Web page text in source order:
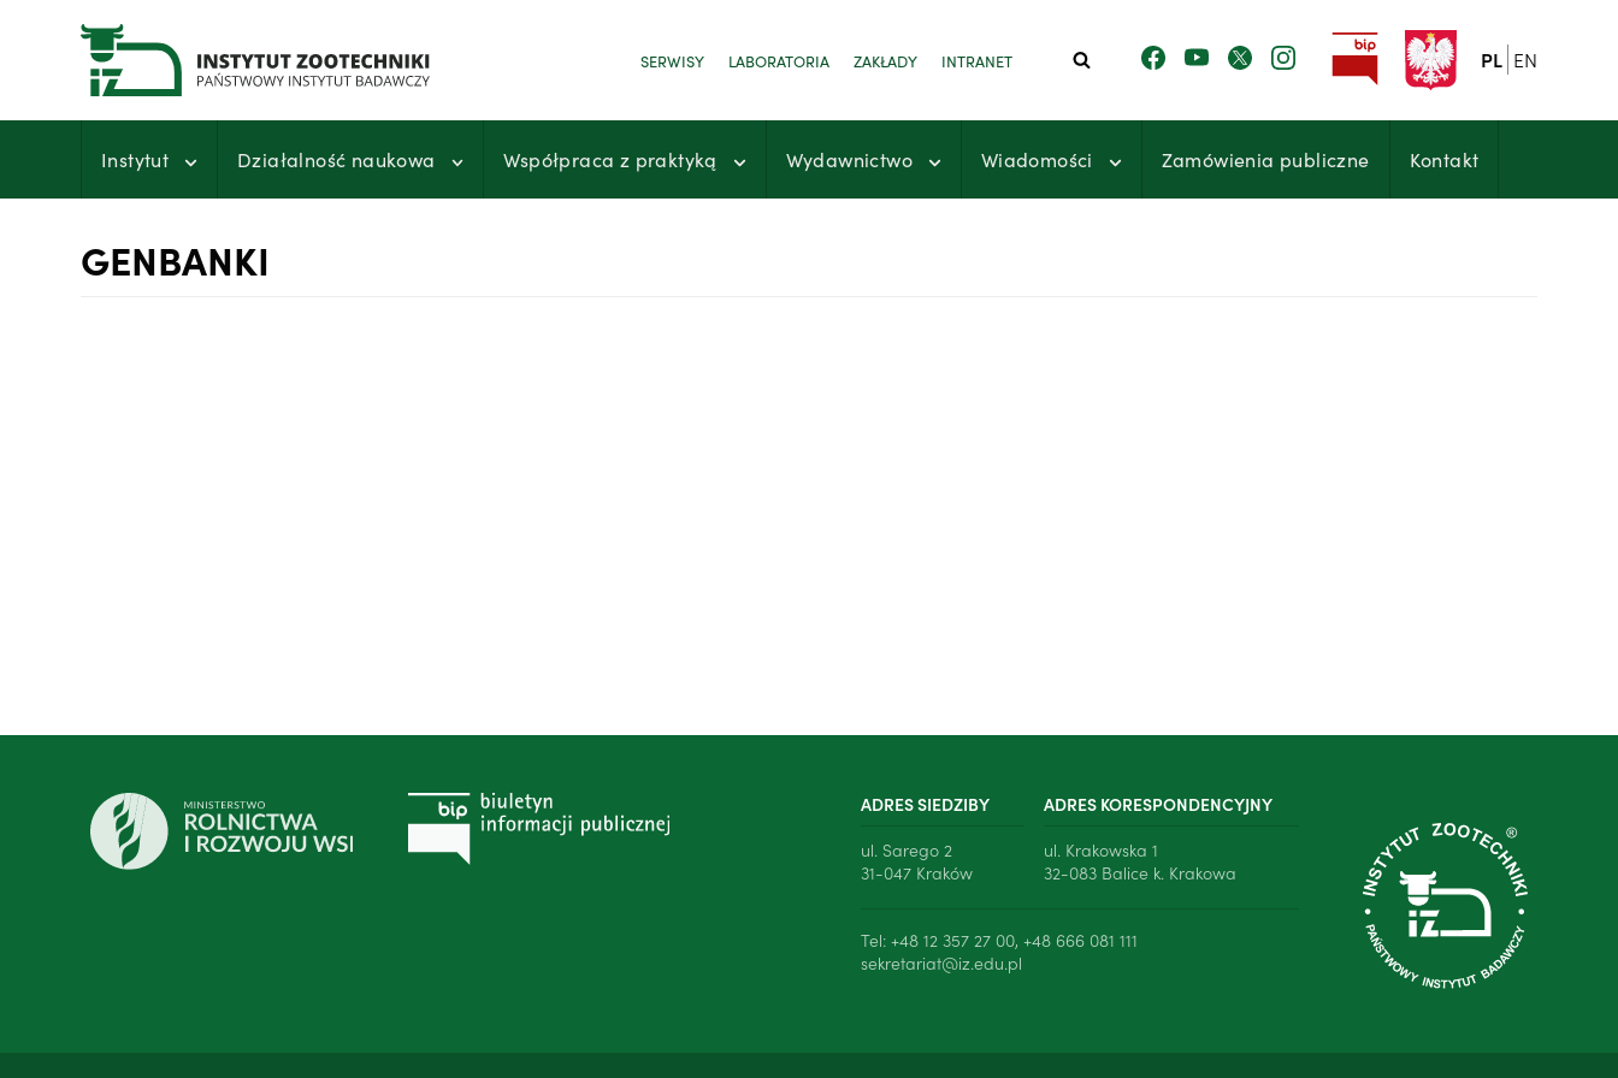
Przejdź
SERWISY LABORATORIA ZAKŁADY INTRANET PL EN
Instytut Działalność naukowa Współpraca z praktyką Wydawnictwo Wiadomości Zamówienia publiczne Kontakt
GENBANKI
ADRES SIEDZIBY
ul. Sarego 2
31-047 Kraków
ADRES KORESPONDENCYJNY
ul. Krakowska 1
32-083 Balice k. Krakowa
Tel: +48 12 357 27 00, +48 666 081 111
sekretariat@iz.edu.pl